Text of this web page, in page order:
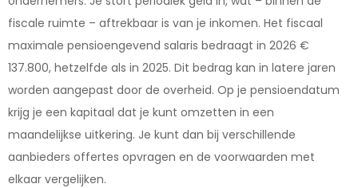
fiscale ruimte – aftrekbaar is van je inkomen. Het fiscaal
maximale pensioengevend salaris bedraagt in 2026 €
137.800, hetzelfde als in 2025. Dit bedrag kan in latere jaren
worden aangepast door de overheid. Op je pensioendatum
krijg je een kapitaal dat je kunt omzetten in een
maandelijkse uitkering. Je kunt dan bij verschillende
aanbieders offertes opvragen en de voorwaarden met
elkaar vergelijken.